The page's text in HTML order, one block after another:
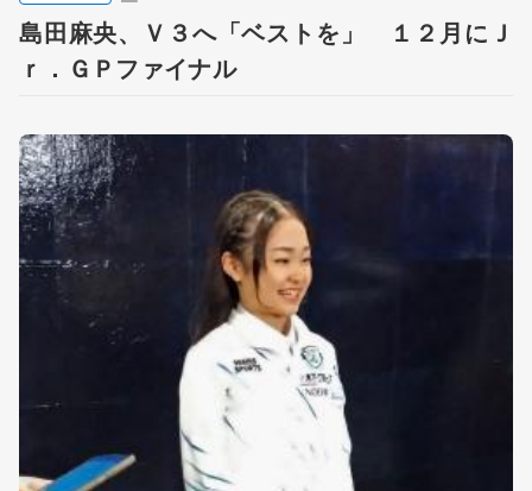
島田麻央、Ｖ３へ「ベストを」 １２月にＪ
ｒ．ＧＰファイナル